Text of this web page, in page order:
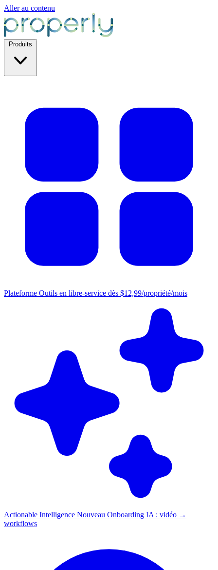
Aller au contenu
Plateforme Outils en libre-service dès $12,99/propriété/mois
Actionable Intelligence Nouveau Onboarding IA : vidéo →
workflows